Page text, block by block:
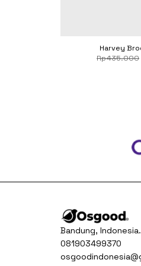
Harvey
Rp435.000
Bandung, Indonesia.
081903499370